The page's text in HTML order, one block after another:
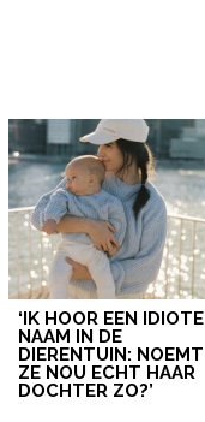
‘IK HOOR EEN IDIOTE
NAAM IN DE
DIERENTUIN: NOEMT
ZE NOU ECHT HAAR
DOCHTER ZO?’